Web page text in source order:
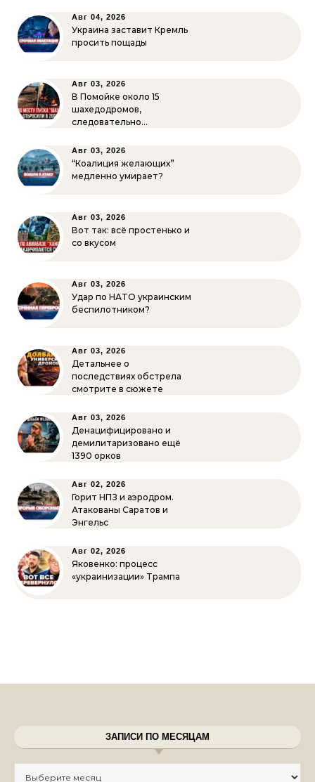
Авг 04, 2026
Украина заставит Кремль
просить пощады
Авг 03, 2026
В Помойке около 15
шахедодромов,
следовательно…
Авг 03, 2026
“Коалиция желающих”
медленно умирает?
Авг 03, 2026
Вот так: всё простенько и
со вкусом
Авг 03, 2026
Удар по НАТО украинским
беспилотником?
Авг 03, 2026
Детальнее о
последствиях обстрела
смотрите в сюжете
Авг 03, 2026
Денацифицировано и
демилитаризовано ещё
1390 орков
Авг 02, 2026
Горит НПЗ и аэродром.
Атакованы Саратов и
Энгельс
Авг 02, 2026
Яковенко: процесс
«украинизации» Трампа
ЗАПИСИ ПО МЕСЯЦАМ